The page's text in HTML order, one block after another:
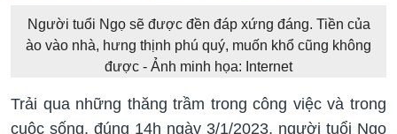
Người tuổi Ngọ sẽ được đền đáp xứng đáng. Tiền của
ào vào nhà, hưng thịnh phú quý, muốn khổ cũng không
được - Ảnh minh họa: Internet
Trải qua những thăng trầm trong công việc và trong
cuộc sống, đúng 14h ngày 3/1/2023, người tuổi Ngọ